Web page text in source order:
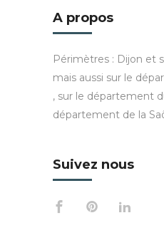
A propos
Périmètres : Dijon et
mais aussi sur le
, sur le département
département de la
Suivez nous